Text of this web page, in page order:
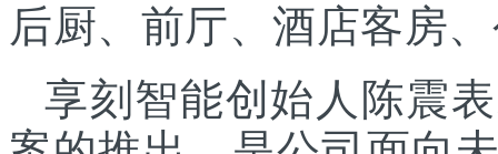
后厨、前厅、酒店客房
享刻智能创始人陈震